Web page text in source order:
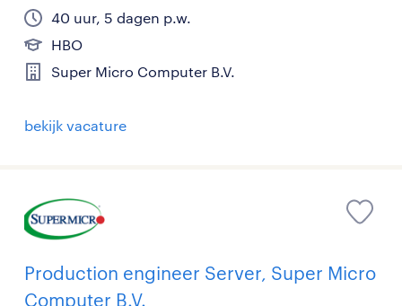
40 uur, 5 dagen p.w.
HBO
Super Micro Computer B.V.
bekijk vacature
Production engineer Server, Super Micro
Computer B.V.